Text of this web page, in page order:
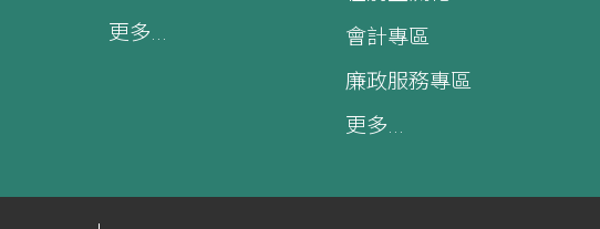
更多...
會計專區
廉政服務專區
更多...